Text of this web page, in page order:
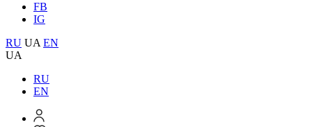
FB
IG
RU UA EN
UA
RU
EN